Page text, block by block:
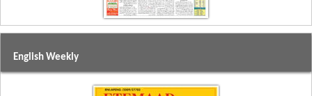
English Weekly